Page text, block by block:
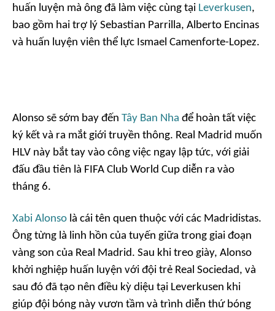
huấn luyện mà ông đã làm việc cùng tại Leverkusen,
bao gồm hai trợ lý Sebastian Parrilla, Alberto Encinas
và huấn luyện viên thể lực Ismael Camenforte-Lopez.
Alonso sẽ sớm bay đến Tây Ban Nha để hoàn tất việc
ký kết và ra mắt giới truyền thông. Real Madrid muốn
HLV này bắt tay vào công việc ngay lập tức, với giải
đấu đầu tiên là FIFA Club World Cup diễn ra vào
tháng 6.
Xabi Alonso là cái tên quen thuộc với các Madridistas.
Ông từng là linh hồn của tuyến giữa trong giai đoạn
vàng son của Real Madrid. Sau khi treo giày, Alonso
khởi nghiệp huấn luyện với đội trẻ Real Sociedad, và
sau đó đã tạo nên điều kỳ diệu tại Leverkusen khi
giúp đội bóng này vươn tầm và trình diễn thứ bóng